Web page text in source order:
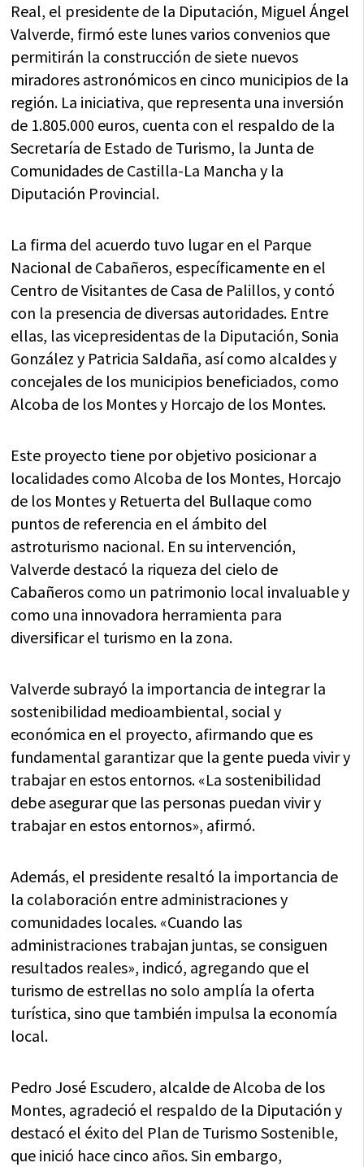
Real, el presidente de la Diputación, Miguel Ángel
Valverde, firmó este lunes varios convenios que
permitirán la construcción de siete nuevos
miradores astronómicos en cinco municipios de la
región. La iniciativa, que representa una inversión
de 1.805.000 euros, cuenta con el respaldo de la
Secretaría de Estado de Turismo, la Junta de
Comunidades de Castilla-La Mancha y la
Diputación Provincial.
La firma del acuerdo tuvo lugar en el Parque
Nacional de Cabañeros, específicamente en el
Centro de Visitantes de Casa de Palillos, y contó
con la presencia de diversas autoridades. Entre
ellas, las vicepresidentas de la Diputación, Sonia
González y Patricia Saldaña, así como alcaldes y
concejales de los municipios beneficiados, como
Alcoba de los Montes y Horcajo de los Montes.
Este proyecto tiene por objetivo posicionar a
localidades como Alcoba de los Montes, Horcajo
de los Montes y Retuerta del Bullaque como
puntos de referencia en el ámbito del
astroturismo nacional. En su intervención,
Valverde destacó la riqueza del cielo de
Cabañeros como un patrimonio local invaluable y
como una innovadora herramienta para
diversificar el turismo en la zona.
Valverde subrayó la importancia de integrar la
sostenibilidad medioambiental, social y
económica en el proyecto, afirmando que es
fundamental garantizar que la gente pueda vivir y
trabajar en estos entornos. «La sostenibilidad
debe asegurar que las personas puedan vivir y
trabajar en estos entornos», afirmó.
Además, el presidente resaltó la importancia de
la colaboración entre administraciones y
comunidades locales. «Cuando las
administraciones trabajan juntas, se consiguen
resultados reales», indicó, agregando que el
turismo de estrellas no solo amplía la oferta
turística, sino que también impulsa la economía
local.
Pedro José Escudero, alcalde de Alcoba de los
Montes, agradeció el respaldo de la Diputación y
destacó el éxito del Plan de Turismo Sostenible,
que inició hace cinco años. Sin embargo,